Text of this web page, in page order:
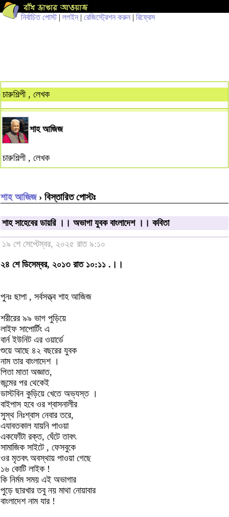
নির্বাচিত পোস্ট| লগইন | রেজিস্ট্রেশন করুন | রিফ্রেস
চারুশিল্পী , লেখক
শাহ আজিজ
চারুশিল্পী , লেখক
শাহ আজিজ› বিস্তারিত পোস্টঃ
শাহ সাহেবের ডায়রি ।। অভাগা যুবক বাংলাদেশ ।। কবিতা
১৯ শে সেপ্টেম্বর, ২০২৫ রাত ৯:১০
২৪ শে ডিসেম্বর, ২০১৩ রাত ১০:১১ .।।
পুনঃ ছাপা , সর্বসত্ত্ব শাহ আজিজ
শরীরের ৯৯ ভাগ পুড়িয়ে
লাইফ সাপোর্টিং এ
বার্ন ইউনিট এর ওয়ার্ডে
শুয়ে আছে ৪২ বছরের যুবক
নাম তার বাংলাদেশ ।
পিতা মাতা অজ্ঞাত,
জন্মের পর থেকেই
ডাস্টবিন কুড়িয়ে খেতে অভ্যস্ত ।
বাইপাস হবে ওর শ্বাসনালীর
সুস্থ নিঃশ্বাস নেবার তরে,
এযাবতকাল যায়নি পাওয়া
একফোঁটা রক্ত, ঘেঁটে তাবৎ
সামাজিক সাইটে , ফেসবুকে
ওর মৃতবৎ অবস্থায় পাওয়া গেছে
১৬ কোটি লাইক !
কি নির্মম সময় এই অভাগার
পুড়ে ছারখার তবু নয় মাথা নোয়াবার
বাংলাদেশ নাম যার !